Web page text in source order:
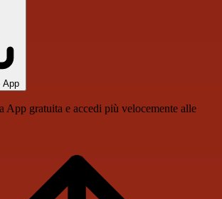
App
App gratuita e accedi più velocemente alle